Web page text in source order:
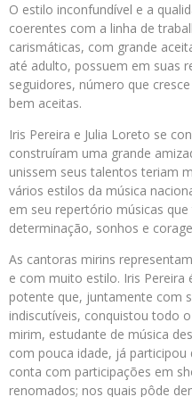
O estilo inconfundível e a
coerentes com a linha de
carismáticas, com grande
até adulto, possuem em suas
seguidores, número que
bem aceitas.
Iris Pereira e Julia Loreto se
construíram uma grande
unissem seus talentos teriam
vários estilos da música
em seu repertório músicas
determinação, sonhos e
As cantoras mirins
e com muito estilo. Iris Pereira
potente que, juntamente com
indiscutíveis, conquistou todo
mirim, estudante de música
com pouca idade, já
conta com participações em
renomados; nos quais pôde